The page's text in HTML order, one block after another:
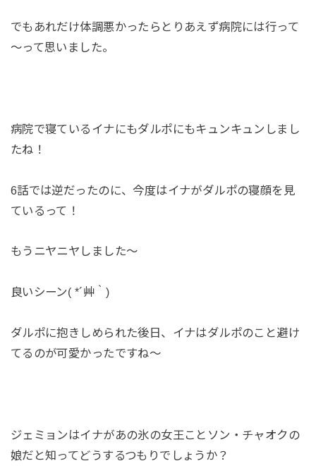
でもあれだけ体調悪かったらとりあえず病院には行って
～って思いました。
病院で寝ているイナにもダルポにもキュンキュンしまし
たね！
6話では逆だったのに、今度はイナがダルポの寝顔を見
ているって！
もうニヤニヤしました～
良いシーン( *´艸｀)
ダルポに抱きしめられた後日、イナはダルポのこと避け
てるのが可愛かったですね～
ジェミョンはイナがあの氷の女王ことソン・チャオクの
娘だと知ってどうするつもりでしょうか？